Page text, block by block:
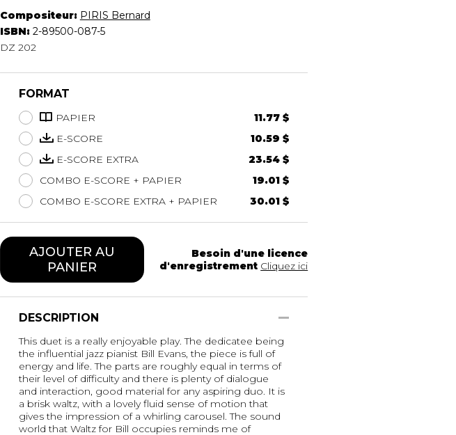
Hautbois
Luth
Mandoline
Piano
Saxophone
Trombone
Trompette
Tuba
Ukulélé
Violon
Violoncelle
Compositeur: PIRIS Bernard
ISBN: 2-89500-087-5
DZ 202
FORMAT
PAPIER
11.77 $
E-SCORE
10.59 $
E-SCORE EXTRA
23.54 $
COMBO E-SCORE + PAPIER
19.01 $
COMBO E-SCORE EXTRA + PAPIER
30.01 $
AJOUTER AU
PANIER
Besoin d'une licence
d'enregistrement Cliquez ici
DESCRIPTION
This duet is a really enjoyable play. The dedicatee being
the influential jazz pianist Bill Evans, the piece is full of
energy and life. The parts are roughly equal in terms of
their level of difficulty and there is plenty of dialogue
and interaction, good material for any aspiring duo. It is
a brisk waltz, with a lovely fluid sense of motion that
gives the impression of a whirling carousel. The sound
world that Waltz for Bill occupies reminds me of